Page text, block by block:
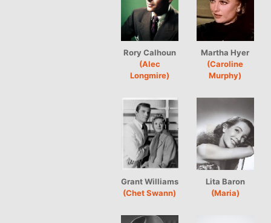
Rory Calhoun
(Alec
Longmire)
Martha Hyer
(Caroline
Murphy)
Grant Williams
(Chet Swann)
Lita Baron
(Maria)